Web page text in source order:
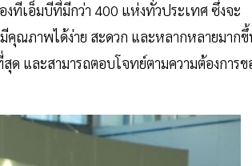
ทีเอ็มบีที่มีกว่า 400 แห่งทั่วประเทศ ซึ่งจะ
ณภาพได้ง่าย สะดวก และหลากหลายมาก
และสามารถตอบโจทย์ตามความต้องการข